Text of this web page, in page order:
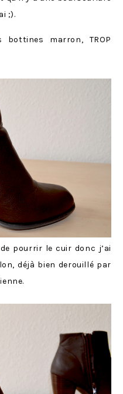
;).
marron, TROP
pourrir le cuir donc j’ai
déjà bien derouillé par